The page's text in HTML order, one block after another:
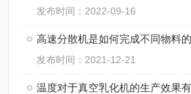
发布时间：2022-09-16
高速分散机是如何完成不同物料
发布时间：2021-12-21
温度对于真空乳化机的生产效果